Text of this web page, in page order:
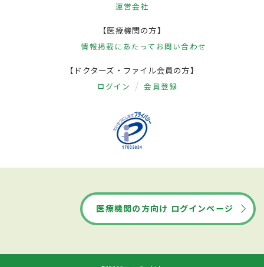
運営会社
【医療機関の方】
情報掲載にあたって お問い合わせ
【ドクターズ・ファイル会員の方】
ログイン 会員登録
医療機関の方向け ログインページ